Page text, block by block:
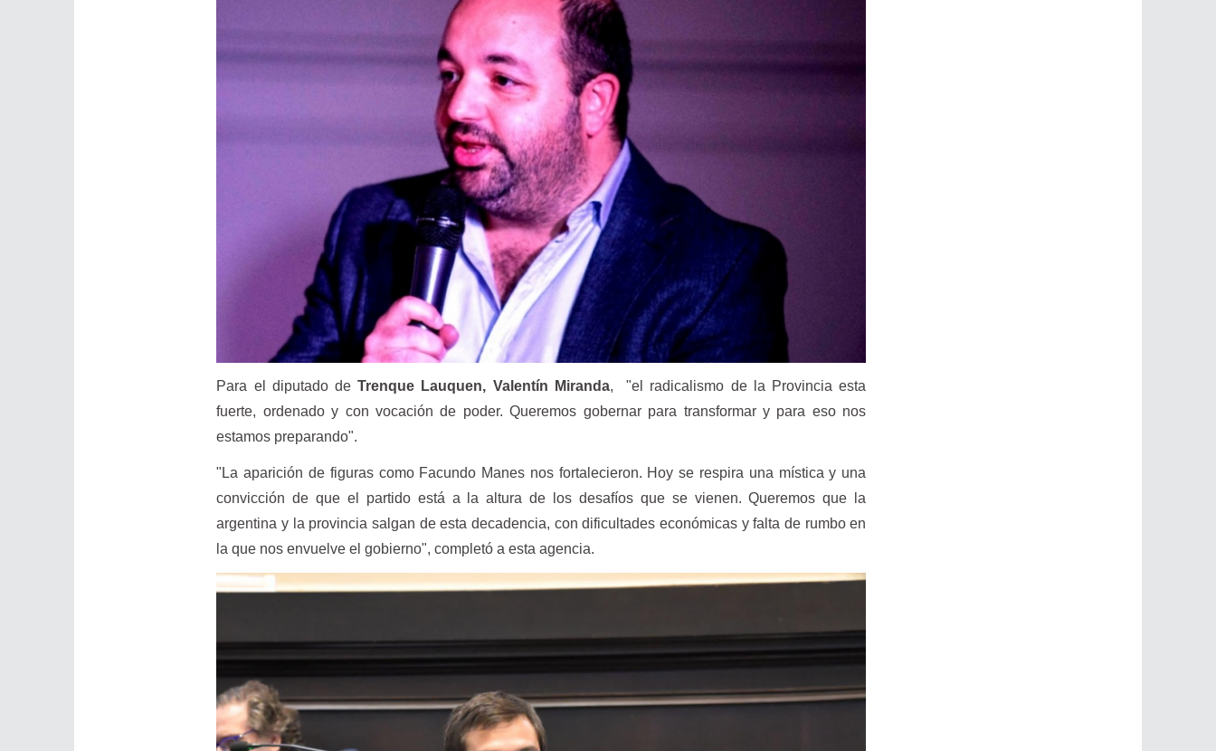
Para el diputado de Trenque Lauquen, Valentín Miranda, "el radicalismo de la Provincia esta
fuerte, ordenado y con vocación de poder. Queremos gobernar para transformar y para eso nos
estamos preparando".
"La aparición de figuras como Facundo Manes nos fortalecieron. Hoy se respira una mística y una
convicción de que el partido está a la altura de los desafíos que se vienen. Queremos que la
argentina y la provincia salgan de esta decadencia, con dificultades económicas y falta de rumbo en
la que nos envuelve el gobierno", completó a esta agencia.